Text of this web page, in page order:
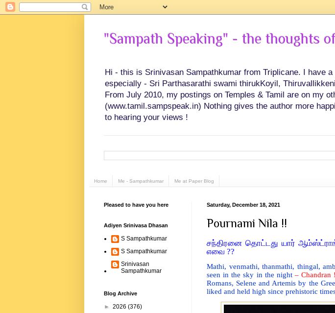
"Sampath Speaking" - the thoughts
Hi - this is Srinivasan Sampathkumar from Triplicane. I have
especially - Sri Parthasarathi swami thirukKoyil,
From July 2010, my postings on Temples & Tamil are on my
(www.tamil.sampspeak.in) Nothing gives the author more
to hearing your views !
Home Me - Sampathkumar Me at Paper Blog
Saturday, December 18, 2021
Pournami Nila !!
சந்திரனை தொட்டது யார்
எவை ??
Mathi, venmathi, thanmathi, thingal,
seen in the sky in the night – Chandran !
Romans, Selene and Artemis by the
liked and held high since prehistoric
Pleased to have you here
Adiyen Srinivasa Dhasan
S Sampathkumar
S Sampathkumar
Srinivasan
Sampathkumar
Blog Archive
► 2026 (376)